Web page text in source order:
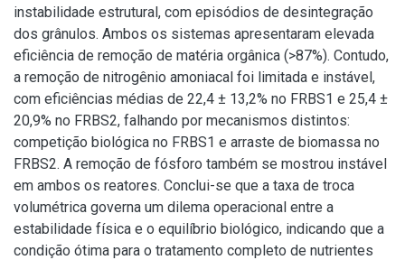
instabilidade estrutural, com episódios de desintegração
dos grânulos. Ambos os sistemas apresentaram elevada
eficiência de remoção de matéria orgânica (>87%). Contudo,
a remoção de nitrogênio amoniacal foi limitada e instável,
com eficiências médias de 22,4 ± 13,2% no FRBS1 e 25,4 ±
20,9% no FRBS2, falhando por mecanismos distintos:
competição biológica no FRBS1 e arraste de biomassa no
FRBS2. A remoção de fósforo também se mostrou instável
em ambos os reatores. Conclui-se que a taxa de troca
volumétrica governa um dilema operacional entre a
estabilidade física e o equilíbrio biológico, indicando que a
condição ótima para o tratamento completo de nutrientes